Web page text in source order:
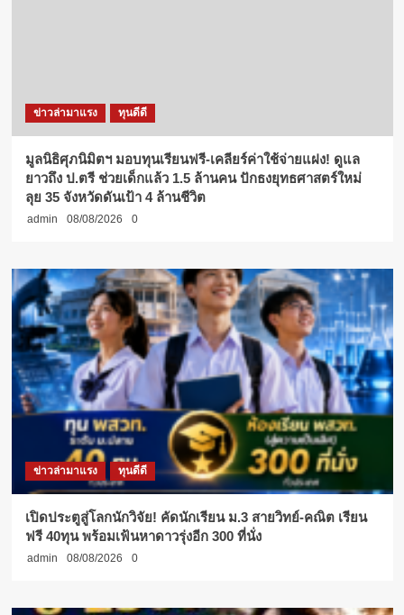
ข่าวล่ามาแรง ทุนดีดี
มูลนิธิศุภนิมิตฯ มอบทุนเรียนฟรี-เคลียร์ค่าใช้จ่ายแฝง! ดูแล
ยาวถึง ป.ตรี ช่วยเด็กแล้ว 1.5 ล้านคน ปักธงยุทธศาสตร์ใหม่
ลุย 35 จังหวัดดันเป้า 4 ล้านชีวิต
admin 08/08/2026 0
ข่าวล่ามาแรง ทุนดีดี
เปิดประตูสู่โลกนักวิจัย! คัดนักเรียน ม.3 สายวิทย์-คณิต เรียน
ฟรี 40ทุน พร้อมเฟ้นหาดาวรุ่งอีก 300 ที่นั่ง
admin 08/08/2026 0